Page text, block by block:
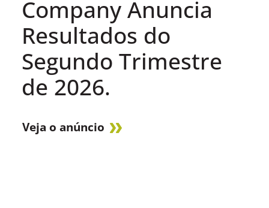
Company Anuncia
Resultados do
Segundo Trimestre
de 2026.
Veja o anúncio